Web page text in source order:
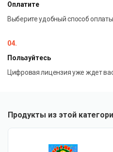
Оплатите
Выберите удобный способ оплаты
04.
Пользуйтесь
Цифровая лицензия уже ждет
Продукты из этой